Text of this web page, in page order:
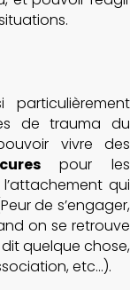
de trauma du
vivre des
pour les
qui
de s’engager,
on se retrouve
quelque chose,
etc…).